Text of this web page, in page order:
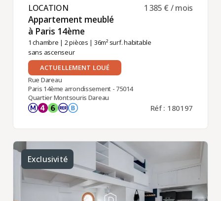
LOCATION ​
Appartement meublé
à Paris 14ème ​
1 chambre | 2 pièces | 36m² surf. habitable
sans ascenseur
1 385 € / mois
ACTUELLEMENT LOUÉ
Rue Dareau
Paris 14ème arrondissement - 75014
Quartier Montsouris Dareau
Réf : 180197
Exclusivité